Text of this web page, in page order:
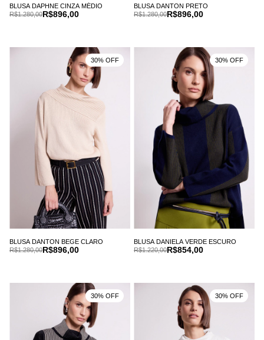
BLUSA DAPHNE CINZA MÉDIO
R$896,00
R$1.280,00
BLUSA DANTON PRETO
R$896,00
R$1.280,00
BLUSA DANTON BEGE CLARO
R$896,00
R$1.280,00
30% OFF
BLUSA DANIELA VERDE ESCURO
R$854,00
R$1.220,00
30% OFF
30% OFF 30% OFF